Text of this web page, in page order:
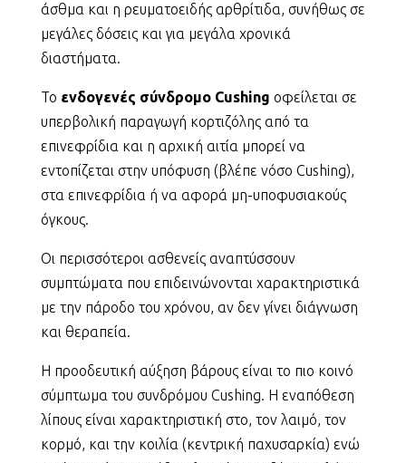
άσθμα και η ρευματοειδής αρθρίτιδα, συνήθως σε
μεγάλες δόσεις και για μεγάλα χρονικά
διαστήματα.
Το ενδογενές σύνδρομο Cushing οφείλεται σε
υπερβολική παραγωγή κορτιζόλης από τα
επινεφρίδια και η αρχική αιτία μπορεί να
εντοπίζεται στην υπόφυση (βλέπε νόσο Cushing),
στα επινεφρίδια ή να αφορά μη-υποφυσιακούς
όγκους.
Οι περισσότεροι ασθενείς αναπτύσσουν
συμπτώματα που επιδεινώνονται χαρακτηριστικά
με την πάροδο του χρόνου, αν δεν γίνει διάγνωση
και θεραπεία.
Η προοδευτική αύξηση βάρους είναι το πιo κοινό
σύμπτωμα του συνδρόμου Cushing. Η εναπόθεση
λίπους είναι χαρακτηριστική στο, τον λαιμό, τον
κορμό, και την κοιλία (κεντρική παχυσαρκία) ενώ